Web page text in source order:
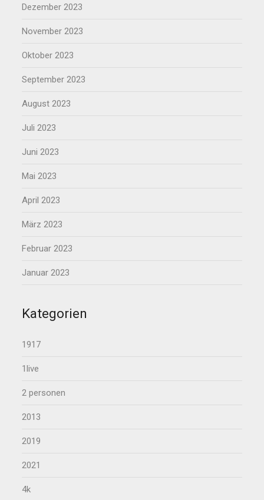
Dezember 2023
November 2023
Oktober 2023
September 2023
August 2023
Juli 2023
Juni 2023
Mai 2023
April 2023
März 2023
Februar 2023
Januar 2023
Kategorien
1917
1live
2 personen
2013
2019
2021
4k